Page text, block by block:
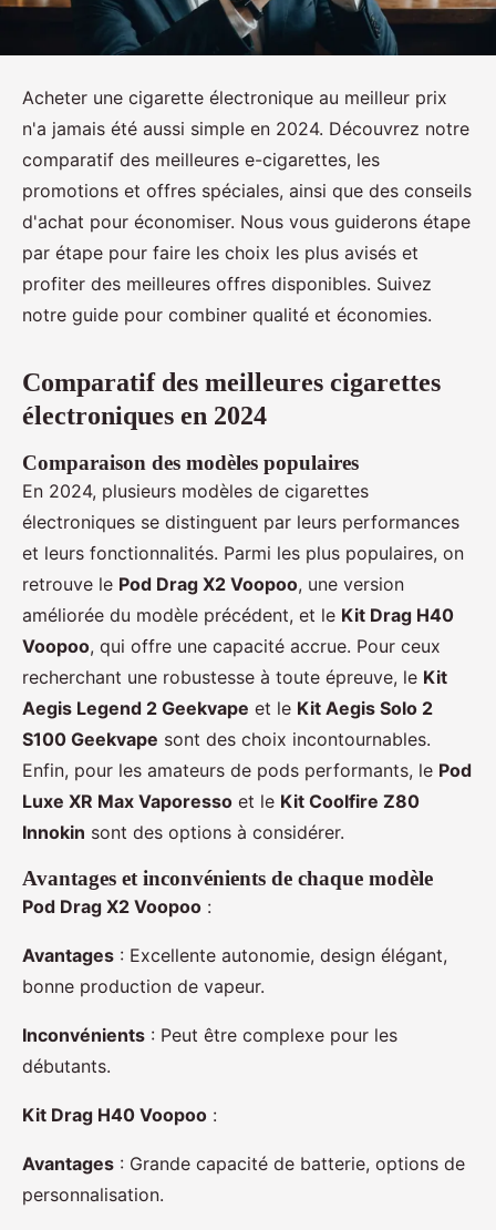
Acheter une cigarette électronique au meilleur prix
n'a jamais été aussi simple en 2024. Découvrez notre
comparatif des meilleures e-cigarettes, les
promotions et offres spéciales, ainsi que des conseils
d'achat pour économiser. Nous vous guiderons étape
par étape pour faire les choix les plus avisés et
profiter des meilleures offres disponibles. Suivez
notre guide pour combiner qualité et économies.
Comparatif des meilleures cigarettes
électroniques en 2024
Comparaison des modèles populaires
En 2024, plusieurs modèles de cigarettes
électroniques se distinguent par leurs performances
et leurs fonctionnalités. Parmi les plus populaires, on
retrouve le Pod Drag X2 Voopoo, une version
améliorée du modèle précédent, et le Kit Drag H40
Voopoo, qui offre une capacité accrue. Pour ceux
recherchant une robustesse à toute épreuve, le Kit
Aegis Legend 2 Geekvape et le Kit Aegis Solo 2
S100 Geekvape sont des choix incontournables.
Enfin, pour les amateurs de pods performants, le Pod
Luxe XR Max Vaporesso et le Kit Coolfire Z80
Innokin sont des options à considérer.
Avantages et inconvénients de chaque modèle
Pod Drag X2 Voopoo :
Avantages : Excellente autonomie, design élégant,
bonne production de vapeur.
Inconvénients : Peut être complexe pour les
débutants.
Kit Drag H40 Voopoo :
Avantages : Grande capacité de batterie, options de
personnalisation.